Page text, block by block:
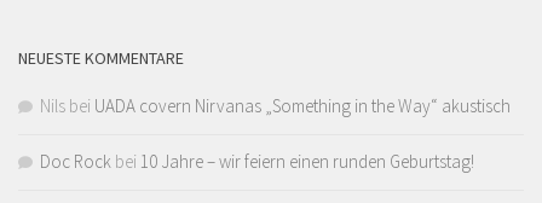
NEUESTE KOMMENTARE
Nils bei UADA covern Nirvanas „Something in the Way“ akustisch
Doc Rock bei 10 Jahre – wir feiern einen runden Geburtstag!